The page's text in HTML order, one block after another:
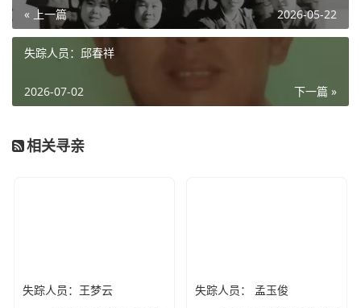
« 上一篇 2026-05-22
失踪人员：邱春祥
下一篇 »
2026-07-02
相关寻亲
失踪人员：王梦云 失踪人员： 孟玉俊